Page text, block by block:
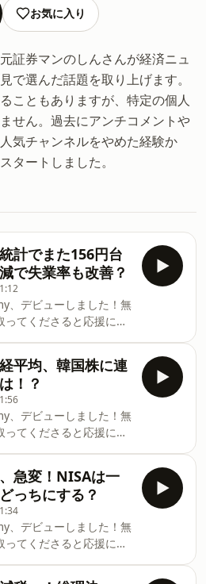
お気に入り
証券マンのしんさんが経済ニュ
で選んだ話題を取り上げます。
こともありますが、特定の個人
せん。過去にアンチコメントや
気チャンネルをやめた経験か
タートしました。
計でまた156円台
で失業率も改善？
、デビューしました！無
ってくださると応援にな
です。↓
course/nisa1-
こちらが受講生用アカウ
。所用1～2分・無料で
（スマホアプリもありま
す。
1059374855/ac574dff0f
ーーーーーーー【今日
EVの平均販売価格がHVを
子が業務上横領！親の連
・意外な雇用統計でまた
者減で失業率も改善？
平均、韓国株に連
！？
、デビューしました！無
ってくださると応援にな
です。↓
course/nisa1-
こちらが受講生用アカウ
。所用1～2分・無料で
（スマホアプリもありま
急変！NISAは一
っちにする？
、デビューしました！無
ってくださると応援にな
です。↓